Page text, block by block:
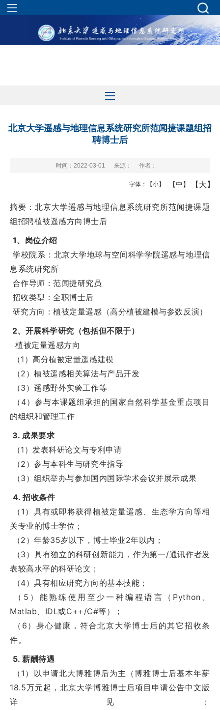
北京大学遥感与地理信息系统研究所范闻捷课题组招
聘博士后
时间：2022-03-01 来源： 作者：
字体： 【小】 【中】 【大】
摘要：北京大学遥感与地理信息系统研究所范闻捷课题
组招聘植被遥感方向博士后
1、岗位介绍
学校院系： 北京大学地球与空间科学学院遥感与地理信
息系统研究所
合作导师：范闻捷研究员
招收类型：全职博士后
研究方向：植被定量遥感（高分植被建模与参数反演）
2、开展科学研究（包括但不限于）
植被定量遥感方向
（1）高分植被定量遥感建模
（2）植被遥感相关算法与产品开发
（3）遥感野外实验工作等
（4）参与本课题组承担的国家自然科学基金重点项目
的组织和管理工作
3. 成果要求
（1）发表科研论文与专利申请
（2）参与本科生与研究生指导
（3）组织举办与参加国内国际学术会议并展示成果
4. 招收条件
（1）具有或即将获得植被定量遥感、生态学方向等相
关专业的博士学位；
（2）年龄35岁以下，博士毕业2年以内；
（3）具有独立的科研创新能力，作为第一/通讯作者发
表较高水平的科研论文；
（4）具有相应研究方向的基本技能；
（5）能熟练使用至少一种编程语言（Python、
Matlab、IDL或C++/C#等）；
（6）身心健康，符合北京大学博士后的其它招收条
件。
5. 薪酬待遇
（1）以申请北大博雅博后为主（博雅博士后基本年薪
18.5万元起，北京大学博雅博士后项目申请公告中文版
详见：